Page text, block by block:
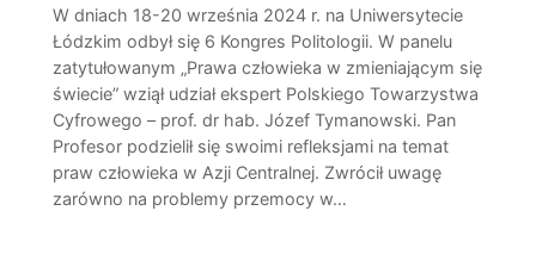
W dniach 18-20 września 2024 r. na Uniwersytecie
Łódzkim odbył się 6 Kongres Politologii. W panelu
zatytułowanym „Prawa człowieka w zmieniającym się
świecie” wziął udział ekspert Polskiego Towarzystwa
Cyfrowego – prof. dr hab. Józef Tymanowski. Pan
Profesor podzielił się swoimi refleksjami na temat
praw człowieka w Azji Centralnej. Zwrócił uwagę
zarówno na problemy przemocy w…